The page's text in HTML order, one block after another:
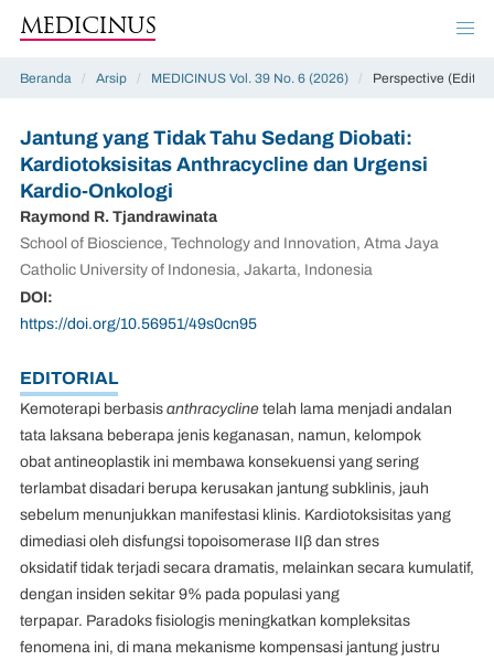
MEDICINUS
Beranda / Arsip / MEDICINUS Vol. 39 No. 6 (2026) / Perspective
Jantung yang Tidak Tahu Sedang Diobati:
Kardiotoksisitas Anthracycline dan Urgensi
Kardio-Onkologi
Raymond R. Tjandrawinata
School of Bioscience, Technology and Innovation, Atma Jaya
Catholic University of Indonesia, Jakarta, Indonesia
DOI:
https://doi.org/10.56951/49s0cn95
EDITORIAL
Kemoterapi berbasisanthracyclinetelah lama menjadi andalan
tata laksana beberapa jenis keganasan, namun, kelompok
obat antineoplastik ini membawa konsekuensi yang sering
terlambat disadari berupa kerusakan jantung subklinis, jauh
sebelum menunjukkan manifestasi klinis. Kardiotoksisitas yang
dimediasi oleh disfungsi topoisomerase IIβ dan stres
oksidatif tidak terjadi secara dramatis, melainkan secara kumulatif,
dengan insiden sekitar 9% pada populasi yang
terpapar. Paradoks fisiologis meningkatkan kompleksitas
fenomena ini, di mana mekanisme kompensasi jantung justru